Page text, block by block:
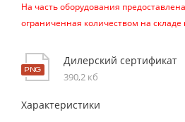
На часть оборудования
ограниченная количеством на складе
Дилерский сертификат
390,2 кб
Характеристики